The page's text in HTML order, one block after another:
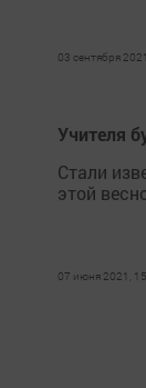
03 сентября
Учителя
Стали
этой
07 июня 2021,